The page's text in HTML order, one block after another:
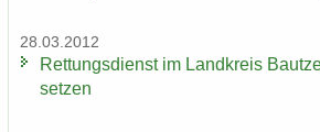
28.03.2012
Ret­tungs­dienst im Land­kreis
set­zen